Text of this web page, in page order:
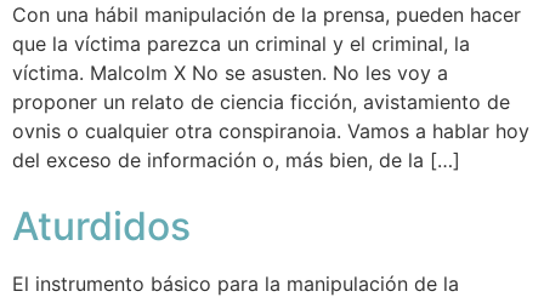
Con una hábil manipulación de la prensa, pueden hacer
que la víctima parezca un criminal y el criminal, la
víctima. Malcolm X No se asusten. No les voy a
proponer un relato de ciencia ficción, avistamiento de
ovnis o cualquier otra conspiranoia. Vamos a hablar hoy
del exceso de información o, más bien, de la […]
Aturdidos
El instrumento básico para la manipulación de la